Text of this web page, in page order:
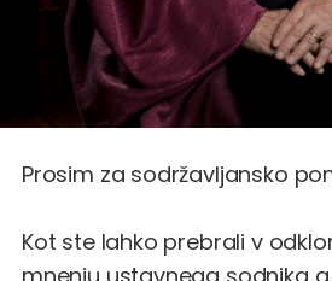
Prosim za sodržavljansko
Kot ste lahko prebrali v